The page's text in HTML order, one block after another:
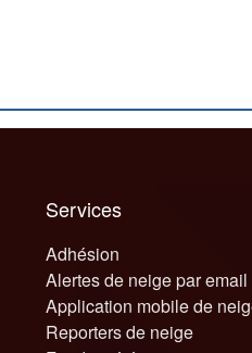
Services
Adhésion
Alertes de neige par email
Application mobile de
Reporters de neige